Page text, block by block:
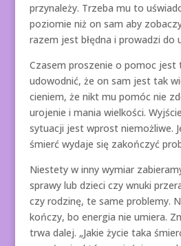
przynależy. Trzeba mu to
poziomie niż on sam aby
razem jest błędna i prowadzi do
Czasem proszenie o pomoc jest
udowodnić, że on sam jest tak
cieniem, że nikt mu pomóc nie
urojenie i mania wielkości.
sytuacji jest wprost niemożliwe.
śmierć wydaje się zakończyć
Niestety w inny wymiar
sprawy lub dzieci czy wnuki
czy rodzinę, te same problemy.
kończy, bo energia nie umiera.
trwa dalej. „Jakie życie taka